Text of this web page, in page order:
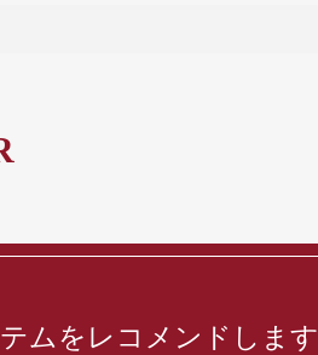
ムをレコメンドします